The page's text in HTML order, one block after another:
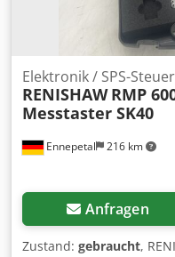
Ennepetal 216 km
Elektronik / SPS-
RENISHAW RMP
Messtaster SK40
Anfragen
Zustand: gebraucht,